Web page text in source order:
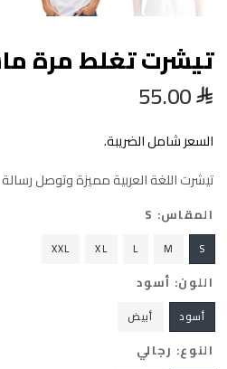
تيشرت تغلط مرة
55.00
السعر شامل الضريبة.
تيشرت اللغة العربية مميزة وتوصل
المقاس: S
S
M
L
XL
XXL
اللون: أسود
أسود أبيض
النوع: رجالي